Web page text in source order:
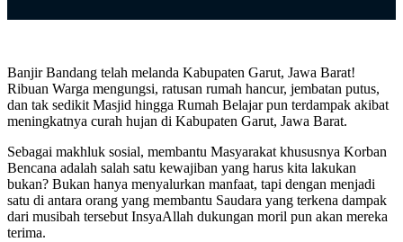
Banjir Bandang telah melanda Kabupaten Garut, Jawa Barat!
Ribuan Warga mengungsi, ratusan rumah hancur, jembatan putus,
dan tak sedikit Masjid hingga Rumah Belajar pun terdampak akibat
meningkatnya curah hujan di Kabupaten Garut, Jawa Barat.
Sebagai makhluk sosial, membantu Masyarakat khususnya Korban
Bencana adalah salah satu kewajiban yang harus kita lakukan
bukan? Bukan hanya menyalurkan manfaat, tapi dengan menjadi
satu di antara orang yang membantu Saudara yang terkena dampak
dari musibah tersebut InsyaAllah dukungan moril pun akan mereka
terima.